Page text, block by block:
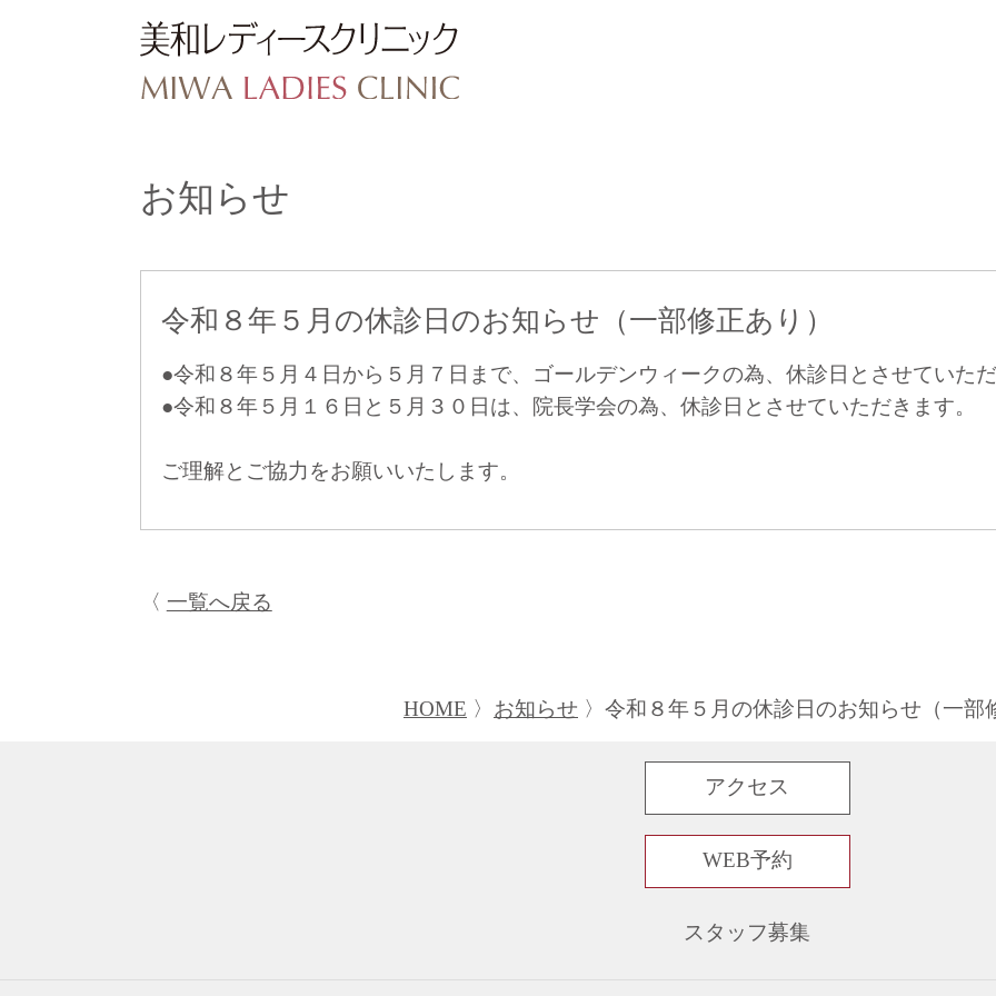
お知らせ
令和８年５月の休診日のお知らせ（一部修正あり）
●令和８年５月４日から５月７日まで、ゴールデンウィークの為、休診日とさせていただ
●令和８年５月１６日と５月３０日は、院長学会の為、休診日とさせていただきます。
ご理解とご協力をお願いいたします。
一覧へ戻る
HOME お知らせ 令和８年５月の休診日のお知らせ（一部
アクセス
WEB予約
スタッフ募集